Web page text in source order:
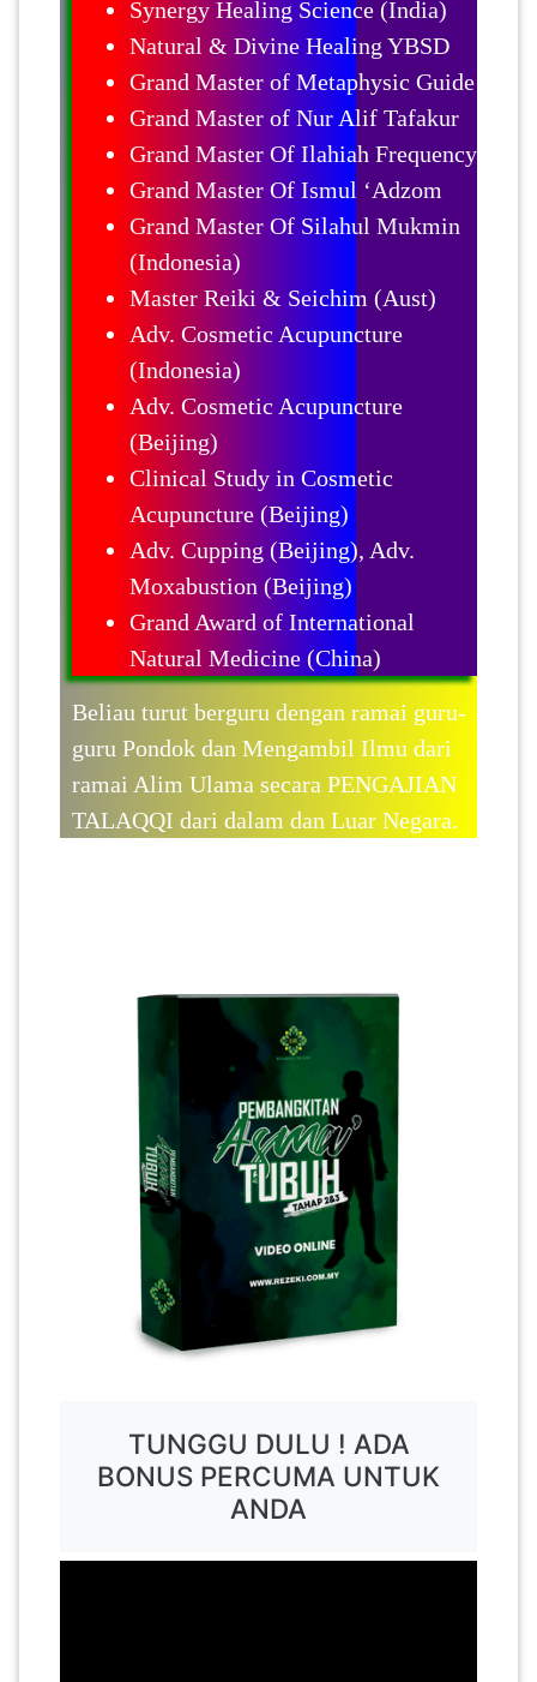
Synergy Healing Science (India)
Natural & Divine Healing YBSD
Grand Master of Metaphysic Guide
Grand Master of Nur Alif Tafakur
Grand Master Of Ilahiah Frequency
Grand Master Of Ismul ‘Adzom
Grand Master Of Silahul Mukmin
(Indonesia)
Master Reiki & Seichim (Aust)
Adv. Cosmetic Acupuncture
(Indonesia)
Adv. Cosmetic Acupuncture
(Beijing)
Clinical Study in Cosmetic
Acupuncture (Beijing)
Adv. Cupping (Beijing), Adv.
Moxabustion (Beijing)
Grand Award of International
Natural Medicine (China)
Beliau turut berguru dengan ramai guru-
guru Pondok dan Mengambil Ilmu dari
ramai Alim Ulama secara PENGAJIAN
TALAQQI dari dalam dan Luar Negara.
TUNGGU DULU ! ADA
BONUS PERCUMA UNTUK
ANDA